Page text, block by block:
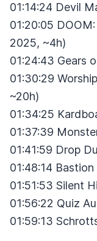
01:14:24 Devil
01:20:05
2025, ~4h)
01:24:43 Gears
01:30:29
~20h)
01:34:25
01:37:39
01:41:59 Drop
01:48:14
01:51:53 Silent
01:56:22 Quiz
01:59:13